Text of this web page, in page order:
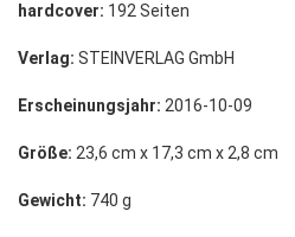
hardcover: 192 Seiten
Verlag: STEINVERLAG GmbH
Erscheinungsjahr: 2016-10-09
Größe: 23,6 cm x 17,3 cm x 2,8 cm
Gewicht: 740 g